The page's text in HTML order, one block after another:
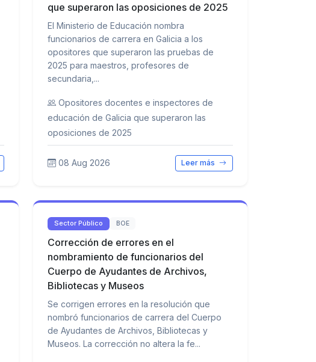
que superaron las oposiciones de 2025
El Ministerio de Educación nombra
funcionarios de carrera en Galicia a los
opositores que superaron las pruebas de
2025 para maestros, profesores de
secundaria,...
Opositores docentes e inspectores de
educación de Galicia que superaron las
oposiciones de 2025
08 Aug 2026 Leer más
Sector Público BOE
Corrección de errores en el
nombramiento de funcionarios del
Cuerpo de Ayudantes de Archivos,
Bibliotecas y Museos
Se corrigen errores en la resolución que
nombró funcionarios de carrera del Cuerpo
de Ayudantes de Archivos, Bibliotecas y
Museos. La corrección no altera la fe...